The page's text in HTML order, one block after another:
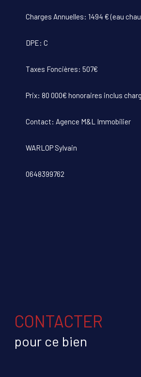
Charges Annuelles: 1494 € (eau
DPE: C
Taxes Foncières: 507€
Prix: 80 000€ honoraires inclus
Contact: Agence M&L Immobilier
WARLOP Sylvain
0648399762
CONTACTER
pour ce bien